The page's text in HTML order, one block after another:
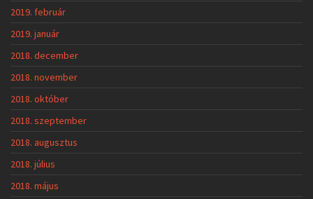
2019. február
2019. január
2018. december
2018. november
2018. október
2018. szeptember
2018. augusztus
2018. július
2018. május